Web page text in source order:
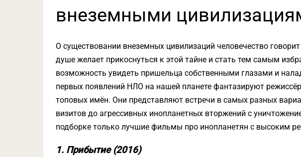
внеземными
О существовании внеземных цивилизаций человечество
душе желает прикоснуться к этой тайне и стать тем самым
возможность увидеть пришельца собственными глазами и
первых появлений НЛО на нашей планете фантазируют
топовых имён. Они представляют встречи в самых разных
визитов до агрессивных инопланетных вторжений с
подборке только лучшие фильмы про инопланетян с высоким
1. Прибытие (2016)